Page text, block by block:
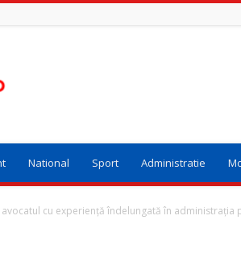
National Sport Administratie
cu experiență îndelungată în administrația